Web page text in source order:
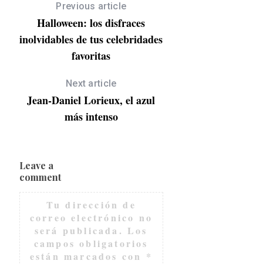
Previous article
Halloween: los disfraces
inolvidables de tus celebridades
favoritas
Next article
Jean-Daniel Lorieux, el azul
más intenso
Leave a
comment
Tu dirección de
correo electrónico no
será publicada. Los
campos obligatorios
están marcados con *